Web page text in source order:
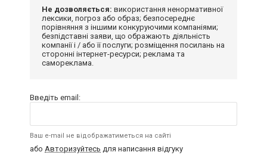
Не дозволяється: використання ненормативної
лексики, погроз або образ; безпосереднє
порівняння з іншими конкуруючими компаніями;
безпідставні заяви, що ображають діяльність
компанії і / або її послуги; розміщення посилань на
сторонні інтернет-ресурси; реклама та
самореклама.
Введіть email:
Ваш e-mail не відображатиметься на сайті
або Авторизуйтесь для написання відгуку